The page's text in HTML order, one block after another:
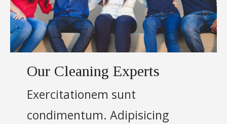
Our Cleaning Experts
Exercitationem sunt
condimentum. Adipisicing